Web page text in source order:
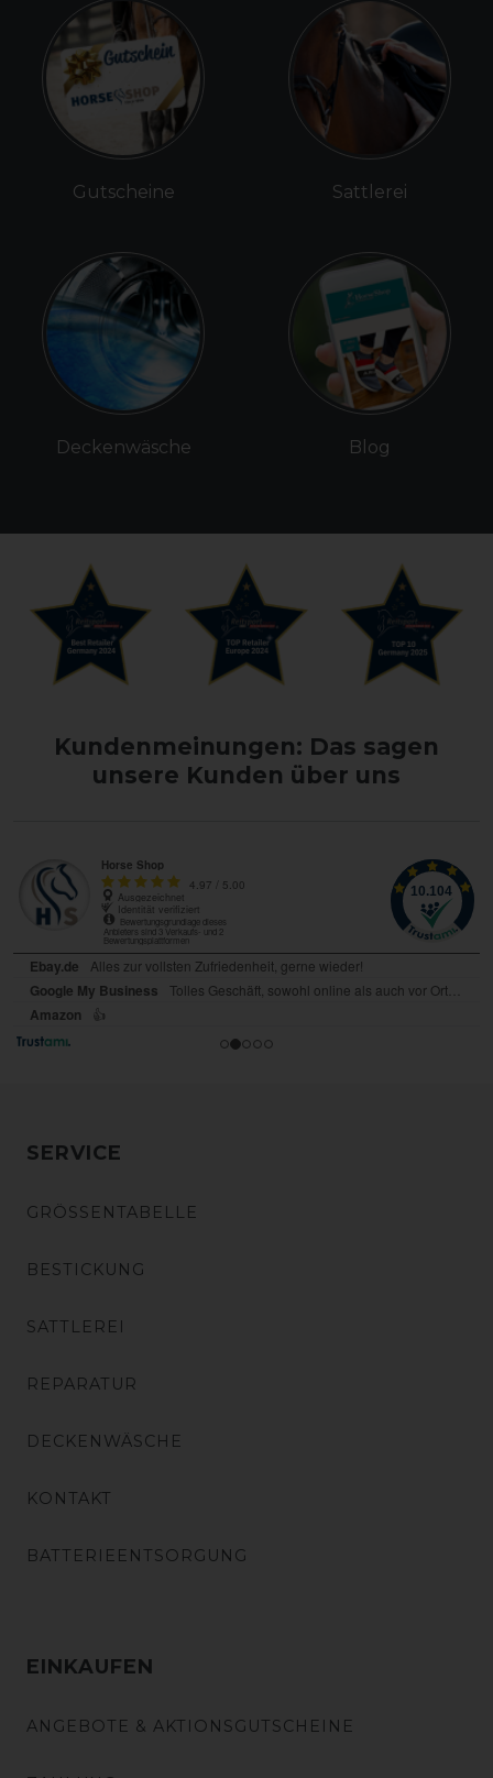
Gutscheine
Deckenwäsche
Sattlerei
Blog
Kundenmeinungen: Das sagen
unsere Kunden über uns
SERVICE
GRÖSSENTABELLE
BESTICKUNG
SATTLEREI
REPARATUR
DECKENWÄSCHE
KONTAKT
BATTERIEENTSORGUNG
EINKAUFEN
ANGEBOTE & AKTIONSGUTSCHEINE